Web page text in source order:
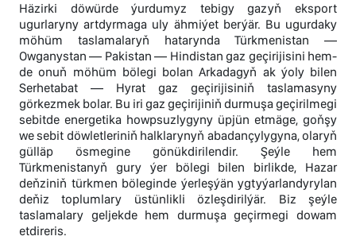
Häzirki döwürde ýurdumyz tebigy gazyň eksport
ugurlaryny artdyrmaga uly ähmiýet berýär. Bu ugurdaky
möhüm taslamalaryň hatarynda Türkmenistan —
Owganystan — Pakistan — Hindistan gaz geçirijisini hem-
de onuň möhüm bölegi bolan Arkadagyň ak ýoly bilen
Serhetabat — Hyrat gaz geçirijisiniň taslamasyny
görkezmek bolar. Bu iri gaz geçirijiniň durmuşa geçirilmegi
sebitde energetika howpsuzlygyny üpjün etmäge, goňşy
we sebit döwletleriniň halklarynyň abadançylygyna, olaryň
gülläp ösmegine gönükdirilendir. Şeýle hem
Türkmenistanyň gury ýer bölegi bilen birlikde, Hazar
deňziniň türkmen böleginde ýerleşýän ygtyýarlandyrylan
deňiz toplumlary üstünlikli özleşdirilýär. Biz şeýle
taslamalary geljekde hem durmuşa geçirmegi dowam
etdireris.